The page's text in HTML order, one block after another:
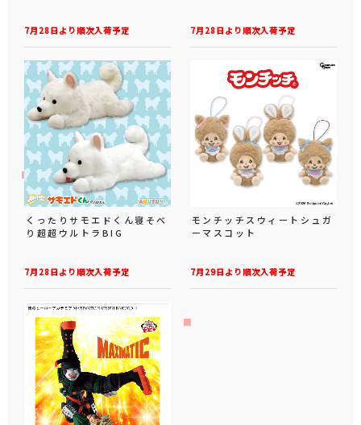
7月28日より順次入荷予定 7月28日より順次入荷予定
7月28日より順次入荷予定
くったりサモエドくん寝そべ
り超超ウルトラBIG
7月29日より順次入荷予定
モンチッチスウィートシュガ
ーマスコット